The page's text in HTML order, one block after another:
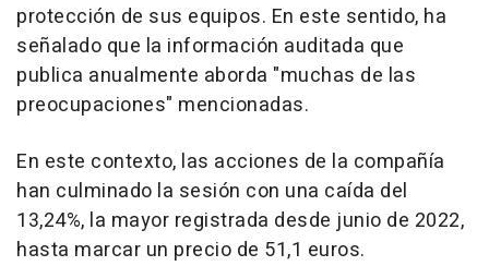
protección de sus equipos. En este sentido, ha
señalado que la información auditada que
publica anualmente aborda "muchas de las
preocupaciones" mencionadas.
En este contexto, las acciones de la compañía
han culminado la sesión con una caída del
13,24%, la mayor registrada desde junio de 2022,
hasta marcar un precio de 51,1 euros.